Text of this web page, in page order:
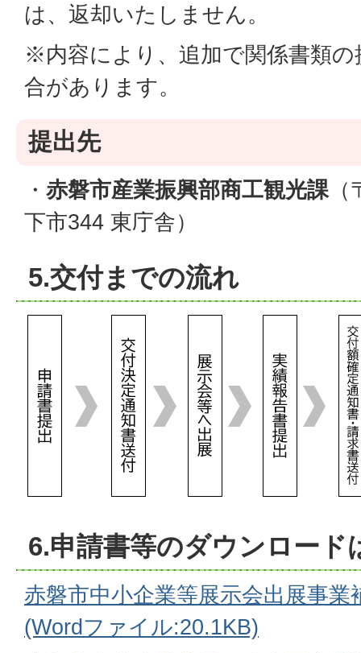
は、返却いたしません。
※内容により、追加で関係書類
合があります。
提出先
・ 赤磐市産業振興部商工観光課（
下市344 東庁舎）
5.交付までの流れ
6.申請書等のダウンロード
赤磐市中小企業等展示会出展事業
(Wordファイル:20.1KB)